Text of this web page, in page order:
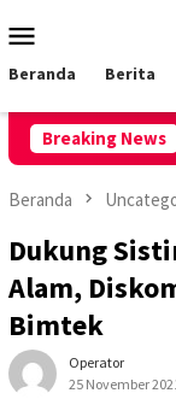
ke
Mobile
Beranda Berita
Breaking News
Lakukan
Beranda
Dukung
Alam,
Bimtek
Operator
25 November